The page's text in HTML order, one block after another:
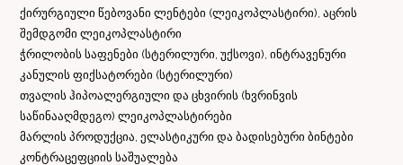
ქირურგიული წებოვანი ლენტები (ლეიკოპლასტირი), აცრის
შემდგომი ლეიკოპლასტირი
ჭრილობის საფენები (სტერილური, უქსოვი), ინტრავენური
კანულის ფიქსატორები (სტერილური)
თვალის ჰიპოალერგიული და ცხვირის (ხვრინვის
საწინააღმდეგო) ლეიკოპლასტირები
მარლის პროდუქცია, ელასტიკური და ბადისებური ბინტები
კონტრაცეფციის საშუალება